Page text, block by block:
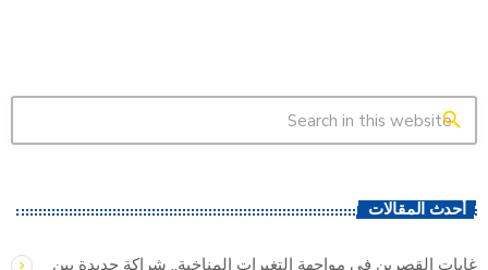
search
أحدث المقالات
غابات القصرين في مواجهة التغيرات المناخية.. شراكة جديدة بين